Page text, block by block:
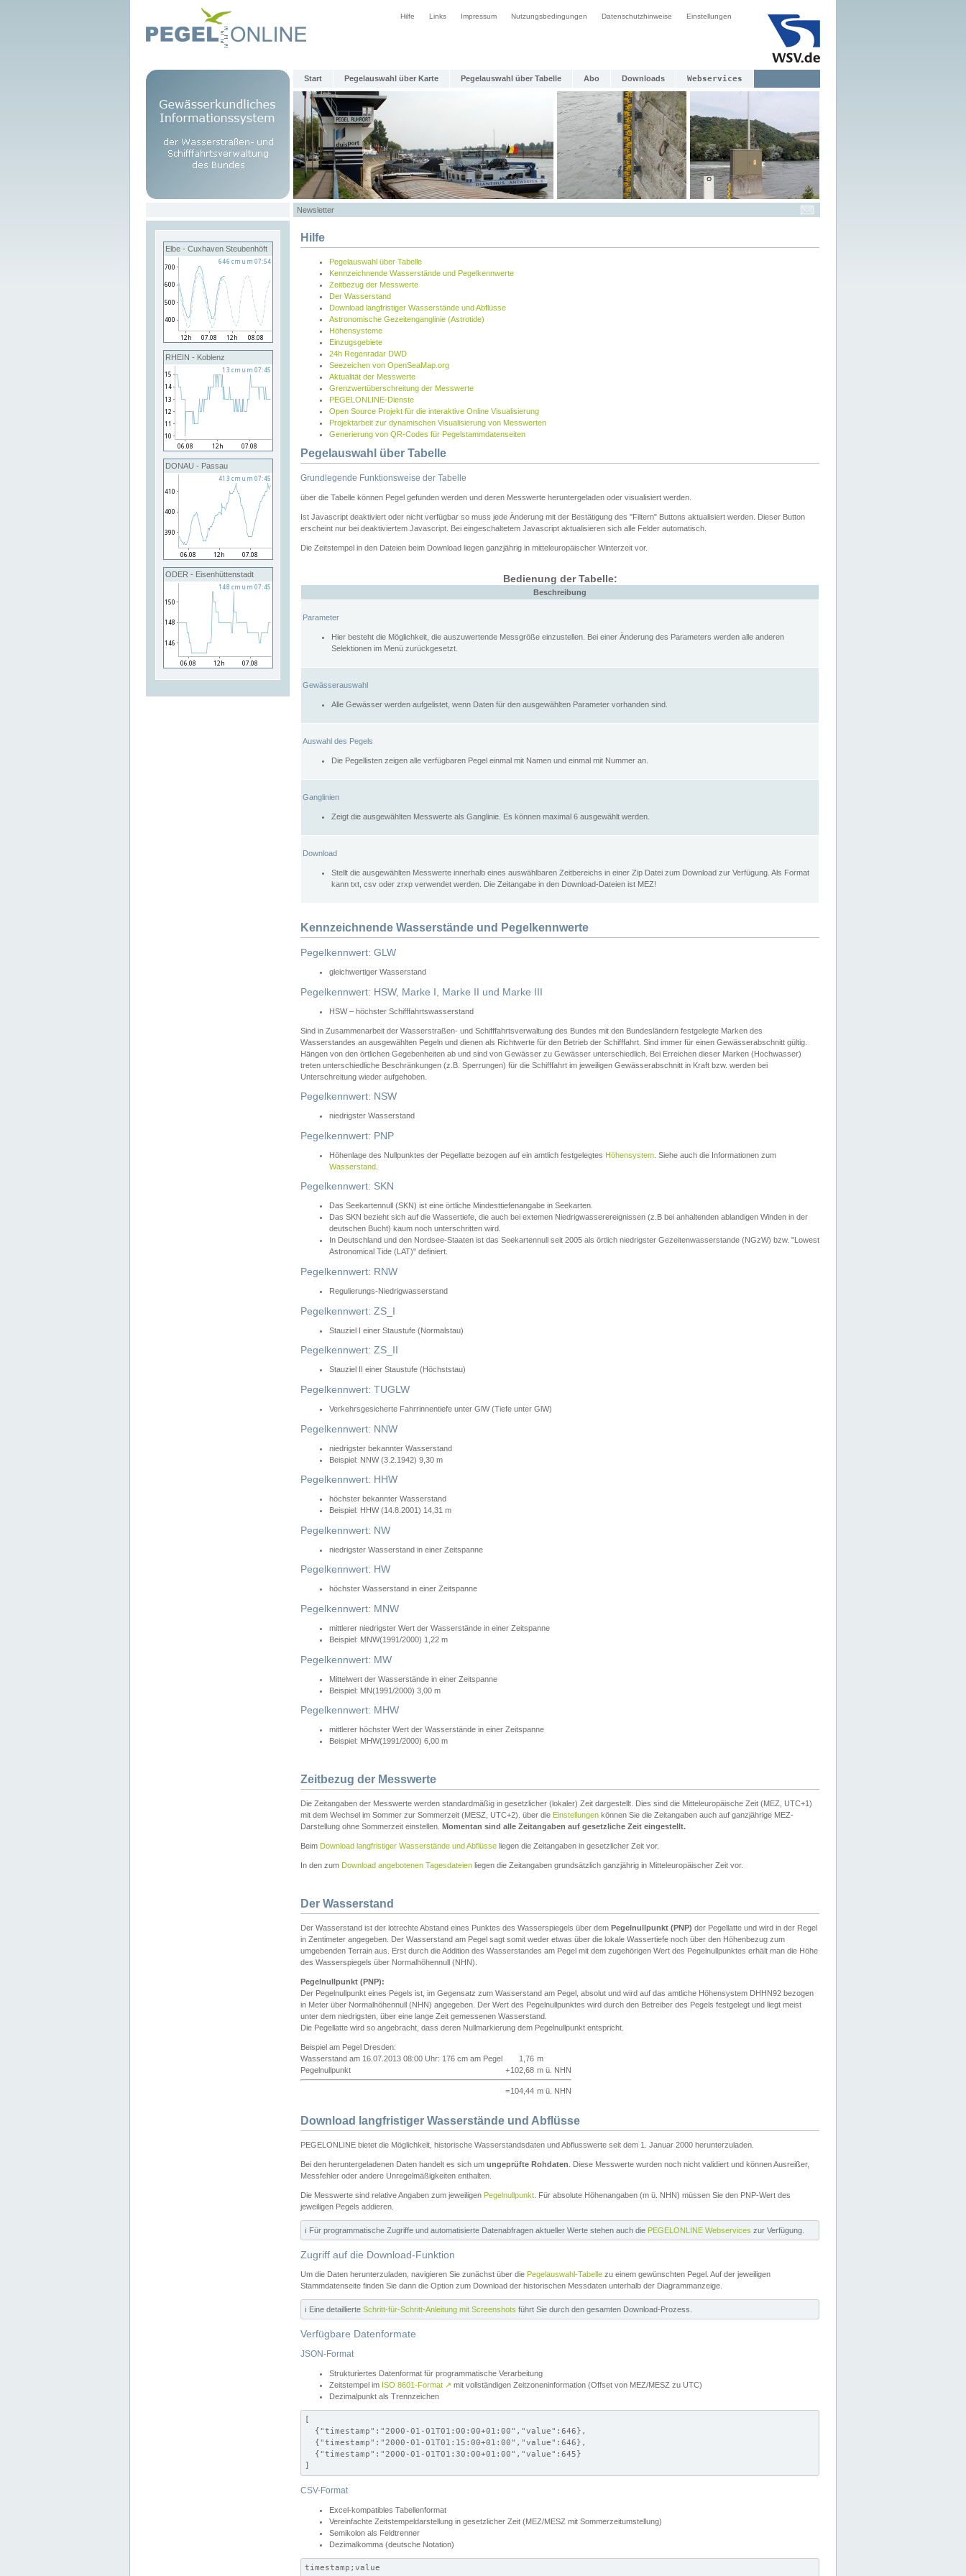
Hilfe Links Impressum Nutzungsbedingungen Datenschutzhinweise Einstellungen
Start Pegelauswahl über Karte Pegelauswahl über Tabelle Abo Downloads Webservices
Newsletter
Elbe - Cuxhaven Steubenhöft
RHEIN - Koblenz
DONAU - Passau
ODER - Eisenhüttenstadt
Hilfe
Pegelauswahl über Tabelle
Kennzeichnende Wasserstände und Pegelkennwerte
Zeitbezug der Messwerte
Der Wasserstand
Download langfristiger Wasserstände und Abflüsse
Astronomische Gezeitenganglinie (Astrotide)
Höhensysteme
Einzugsgebiete
24h Regenradar DWD
Seezeichen von OpenSeaMap.org
Aktualität der Messwerte
Grenzwertüberschreitung der Messwerte
PEGELONLINE-Dienste
Open Source Projekt für die interaktive Online Visualisierung
Projektarbeit zur dynamischen Visualisierung von Messwerten
Generierung von QR-Codes für Pegelstammdatenseiten
Pegelauswahl über Tabelle
Grundlegende Funktionsweise der Tabelle
über die Tabelle können Pegel gefunden werden und deren Messwerte heruntergeladen oder visualisiert werden.
Ist Javascript deaktiviert oder nicht verfügbar so muss jede Änderung mit der Bestätigung des "Filtern" Buttons aktualisiert werden. Dieser Button
erscheint nur bei deaktiviertem Javascript. Bei eingeschaltetem Javascript aktualisieren sich alle Felder automatisch.
Die Zeitstempel in den Dateien beim Download liegen ganzjährig in mitteleuropäischer Winterzeit vor.
Bedienung der Tabelle:
Beschreibung
Parameter
Hier besteht die Möglichkeit, die auszuwertende Messgröße einzustellen. Bei einer Änderung des Parameters werden alle anderen
Selektionen im Menü zurückgesetzt.
Gewässerauswahl
Alle Gewässer werden aufgelistet, wenn Daten für den ausgewählten Parameter vorhanden sind.
Auswahl des Pegels
Die Pegellisten zeigen alle verfügbaren Pegel einmal mit Namen und einmal mit Nummer an.
Ganglinien
Zeigt die ausgewählten Messwerte als Ganglinie. Es können maximal 6 ausgewählt werden.
Download
Stellt die ausgewählten Messwerte innerhalb eines auswählbaren Zeitbereichs in einer Zip Datei zum Download zur Verfügung. Als Format
kann txt, csv oder zrxp verwendet werden. Die Zeitangabe in den Download-Dateien ist MEZ!
Kennzeichnende Wasserstände und Pegelkennwerte
Pegelkennwert: GLW
gleichwertiger Wasserstand
Pegelkennwert: HSW, Marke I, Marke II und Marke III
HSW – höchster Schifffahrtswasserstand
Sind in Zusammenarbeit der Wasserstraßen- und Schifffahrtsverwaltung des Bundes mit den Bundesländern festgelegte Marken des
Wasserstandes an ausgewählten Pegeln und dienen als Richtwerte für den Betrieb der Schifffahrt. Sind immer für einen Gewässerabschnitt gültig.
Hängen von den örtlichen Gegebenheiten ab und sind von Gewässer zu Gewässer unterschiedlich. Bei Erreichen dieser Marken (Hochwasser)
treten unterschiedliche Beschränkungen (z.B. Sperrungen) für die Schifffahrt im jeweiligen Gewässerabschnitt in Kraft bzw. werden bei
Unterschreitung wieder aufgehoben.
Pegelkennwert: NSW
niedrigster Wasserstand
Pegelkennwert: PNP
Höhenlage des Nullpunktes der Pegellatte bezogen auf ein amtlich festgelegtes Höhensystem . Siehe auch die Informationen zum
Wasserstand
Pegelkennwert: SKN
Das Seekartennull (SKN) ist eine örtliche Mindesttiefenangabe in Seekarten.
Das SKN bezieht sich auf die Wassertiefe, die auch bei extemen Niedrigwasserereignissen (z.B bei anhaltenden ablandigen Winden in der
deutschen Bucht) kaum noch unterschritten wird.
In Deutschland und den Nordsee-Staaten ist das Seekartennull seit 2005 als örtlich niedrigster Gezeitenwasserstande (NGzW) bzw. "Lowest
Astronomical Tide (LAT)" definiert.
Pegelkennwert: RNW
Regulierungs-Niedrigwasserstand
Pegelkennwert: ZS_I
Stauziel I einer Staustufe (Normalstau)
Pegelkennwert: ZS_II
Stauziel II einer Staustufe (Höchststau)
Pegelkennwert: TUGLW
Verkehrsgesicherte Fahrrinnentiefe unter GlW (Tiefe unter GlW)
Pegelkennwert: NNW
niedrigster bekannter Wasserstand
Beispiel: NNW (3.2.1942) 9,30 m
Pegelkennwert: HHW
höchster bekannter Wasserstand
Beispiel: HHW (14.8.2001) 14,31 m
Pegelkennwert: NW
niedrigster Wasserstand in einer Zeitspanne
Pegelkennwert: HW
höchster Wasserstand in einer Zeitspanne
Pegelkennwert: MNW
mittlerer niedrigster Wert der Wasserstände in einer Zeitspanne
Beispiel: MNW(1991/2000) 1,22 m
Pegelkennwert: MW
Mittelwert der Wasserstände in einer Zeitspanne
Beispiel: MN(1991/2000) 3,00 m
Pegelkennwert: MHW
mittlerer höchster Wert der Wasserstände in einer Zeitspanne
Beispiel: MHW(1991/2000) 6,00 m
Zeitbezug der Messwerte
Die Zeitangaben der Messwerte werden standardmäßig in gesetzlicher (lokaler) Zeit dargestellt. Dies sind die Mitteleuropäische Zeit (MEZ, UTC+1)
mit dem Wechsel im Sommer zur Sommerzeit (MESZ, UTC+2). über die Einstellungen können Sie die Zeitangaben auch auf ganzjährige MEZ-
Darstellung ohne Sommerzeit einstellen. Momentan sind alle Zeitangaben auf gesetzliche Zeit eingestellt.
Beim Download langfristiger Wasserstände und Abflüsse liegen die Zeitangaben in gesetzlicher Zeit vor.
In den zum Download angebotenen Tagesdateien liegen die Zeitangaben grundsätzlich ganzjährig in Mitteleuropäischer Zeit vor.
Der Wasserstand
Der Wasserstand ist der lotrechte Abstand eines Punktes des Wasserspiegels über dem Pegelnullpunkt (PNP) der Pegellatte und wird in der Regel
in Zentimeter angegeben. Der Wasserstand am Pegel sagt somit weder etwas über die lokale Wassertiefe noch über den Höhenbezug zum
umgebenden Terrain aus. Erst durch die Addition des Wasserstandes am Pegel mit dem zugehörigen Wert des Pegelnullpunktes erhält man die Höhe
des Wasserspiegels über Normalhöhennull (NHN).
Pegelnullpunkt (PNP):
Der Pegelnullpunkt eines Pegels ist, im Gegensatz zum Wasserstand am Pegel, absolut und wird auf das amtliche Höhensystem DHHN92 bezogen
in Meter über Normalhöhennull (NHN) angegeben. Der Wert des Pegelnullpunktes wird durch den Betreiber des Pegels festgelegt und liegt meist
unter dem niedrigsten, über eine lange Zeit gemessenen Wasserstand.
Die Pegellatte wird so angebracht, dass deren Nullmarkierung dem Pegelnullpunkt entspricht.
Beispiel am Pegel Dresden:
Wasserstand am 16.07.2013 08:00 Uhr: 176 cm am Pegel
1,76 m
Pegelnullpunkt
+102,68 m ü. NHN
=104,44 m ü. NHN
Download langfristiger Wasserstände und Abflüsse
PEGELONLINE bietet die Möglichkeit, historische Wasserstandsdaten und Abflusswerte seit dem 1. Januar 2000 herunterzuladen.
Bei den heruntergeladenen Daten handelt es sich um ungeprüfte Rohdaten . Diese Messwerte wurden noch nicht validiert und können Ausreißer,
Messfehler oder andere Unregelmäßigkeiten enthalten.
Die Messwerte sind relative Angaben zum jeweiligen Pegelnullpunkt . Für absolute Höhenangaben (m ü. NHN) müssen Sie den PNP-Wert des
jeweiligen Pegels addieren.
ℹ️ Für programmatische Zugriffe und automatisierte Datenabfragen aktueller Werte stehen auch die PEGELONLINE Webservices zur Verfügung.
Zugriff auf die Download-Funktion
Um die Daten herunterzuladen, navigieren Sie zunächst über die Pegelauswahl-Tabelle zu einem gewünschten Pegel. Auf der jeweiligen
Stammdatenseite finden Sie dann die Option zum Download der historischen Messdaten unterhalb der Diagrammanzeige.
ℹ️ Eine detaillierte Schritt-für-Schritt-Anleitung mit Screenshots führt Sie durch den gesamten Download-Prozess.
Verfügbare Datenformate
JSON-Format
Strukturiertes Datenformat für programmatische Verarbeitung
Zeitstempel im ISO 8601-Format ↗ mit vollständigen Zeitzoneninformation (Offset von MEZ/MESZ zu UTC)
Dezimalpunkt als Trennzeichen
[
  {"timestamp":"2000-01-01T01:00:00+01:00","value":646},
  {"timestamp":"2000-01-01T01:15:00+01:00","value":646},
  {"timestamp":"2000-01-01T01:30:00+01:00","value":645}
]
CSV-Format
Excel-kompatibles Tabellenformat
Vereinfachte Zeitstempeldarstellung in gesetzlicher Zeit (MEZ/MESZ mit Sommerzeitumstellung)
Semikolon als Feldtrenner
Dezimalkomma (deutsche Notation)
timestamp;value